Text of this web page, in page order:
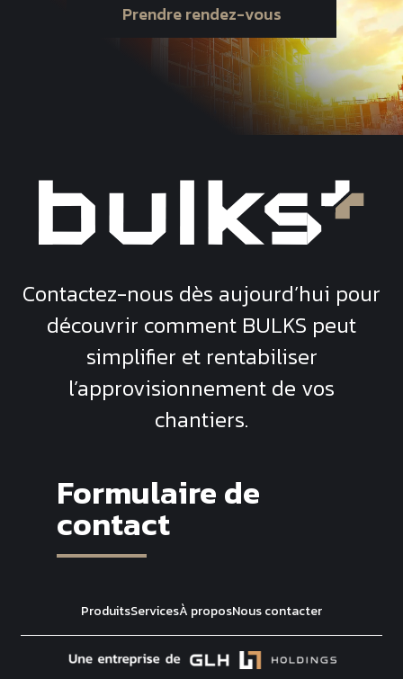
Prendre rendez-vous
Contactez-nous dès aujourd’hui pour
découvrir comment BULKS peut
simplifier et rentabiliser
l’approvisionnement de vos
chantiers.
Formulaire de
contact
ProduitsServicesÀ proposNous contacter